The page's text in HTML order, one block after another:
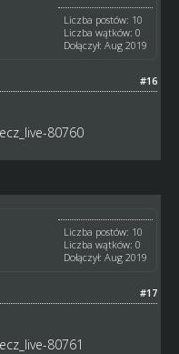
Liczba postów: 10
Liczba wątków: 0
Dołączył: Aug 2019
#16
80760
Liczba postów: 10
Liczba wątków: 0
Dołączył: Aug 2019
#17
80761